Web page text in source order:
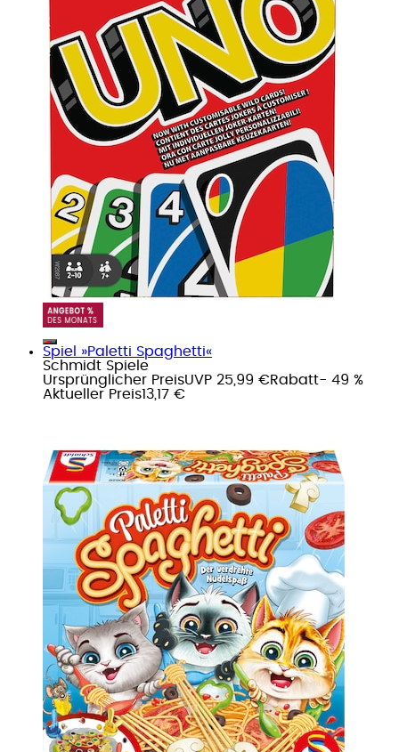
Spiel »Paletti Spaghetti«
Schmidt Spiele
Ursprünglicher PreisUVP 25,99 €Rabatt- 49 %
Aktueller Preis13,17 €